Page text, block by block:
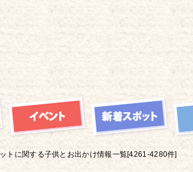
トに関する子供とお出かけ情報一覧[4261-4280件]